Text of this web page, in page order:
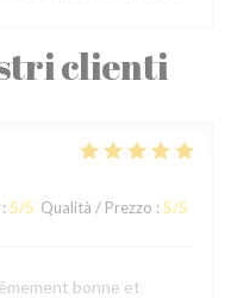
clienti
: 5/5 Qualità / Prezzo : 5/5
bonne et